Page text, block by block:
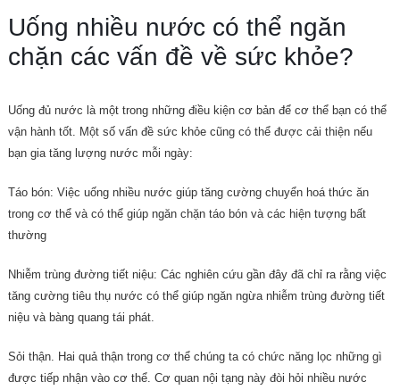
Uống nhiều nước có thể ngăn
chặn các vấn đề về sức khỏe?
Uống đủ nước là một trong những điều kiện cơ bản để cơ thể bạn có thể
vận hành tốt. Một số vấn đề sức khỏe cũng có thể được cải thiện nếu
bạn gia tăng lượng nước mỗi ngày:
Táo bón: Việc uống nhiều nước giúp tăng cường chuyển hoá thức ăn
trong cơ thể và có thể giúp ngăn chặn táo bón và các hiện tượng bất
thường
Nhiễm trùng đường tiết niệu: Các nghiên cứu gần đây đã chỉ ra rằng việc
tăng cường tiêu thụ nước có thể giúp ngăn ngừa nhiễm trùng đường tiết
niệu và bàng quang tái phát.
Sỏi thận. Hai quả thận trong cơ thể chúng ta có chức năng lọc những gì
được tiếp nhận vào cơ thể. Cơ quan nội tạng này đòi hỏi nhiều nước